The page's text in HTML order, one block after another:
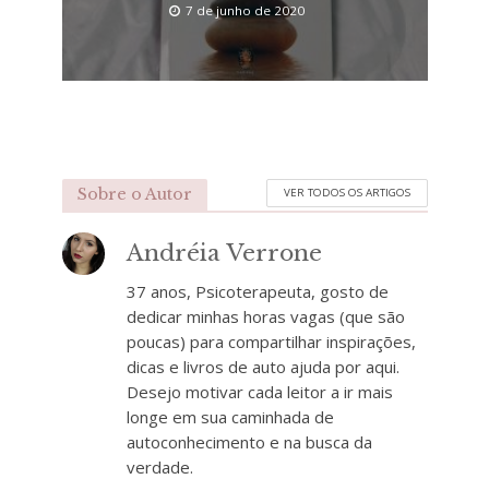
7 de junho de 2020
Sobre o Autor VER TODOS OS ARTIGOS
Andréia Verrone
37 anos, Psicoterapeuta, gosto de
dedicar minhas horas vagas (que são
poucas) para compartilhar inspirações,
dicas e livros de auto ajuda por aqui.
Desejo motivar cada leitor a ir mais
longe em sua caminhada de
autoconhecimento e na busca da
verdade.